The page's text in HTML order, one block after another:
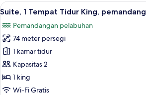
Tempat
King,
pemandangan
gunung
Lihat
semua
foto
untuk
Suite,
1
Tempat
Tidur
Suite, 1
9
Suite, 1 Tempat Tidur King,
Pemandangan pelabuhan
74 meter persegi
1 kamar tidur
Kapasitas 2
1 king
Wi-Fi Gratis